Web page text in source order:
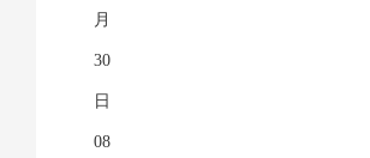
月
30
日
08